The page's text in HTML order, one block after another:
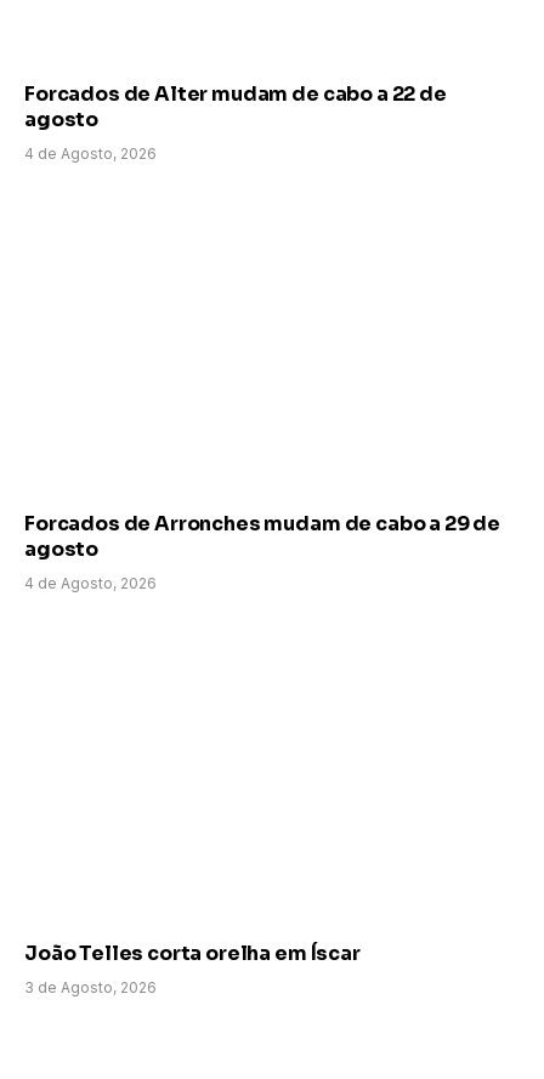
Forcados de Alter mudam de cabo a 22 de
agosto
4 de Agosto, 2026
Forcados de Arronches mudam de cabo a 29 de
agosto
4 de Agosto, 2026
João Telles corta orelha em Íscar
3 de Agosto, 2026